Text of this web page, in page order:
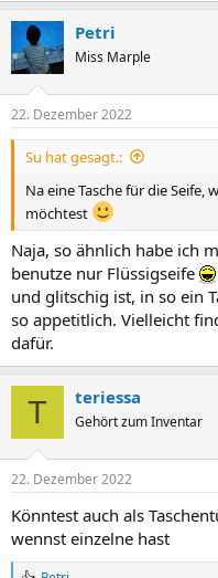
Petri
Miss Marple
22. Dezember 2022
Su hat gesagt.:
Na eine Tasche für die Seife,
möchtest
Naja, so ähnlich habe ich
benutze nur Flüssigseife
und glitschig ist, in so ein
so appetitlich. Vielleicht
dafür.
T teriessa
Gehört zum Inventar
22. Dezember 2022
Könntest auch als
wennst einzelne hast